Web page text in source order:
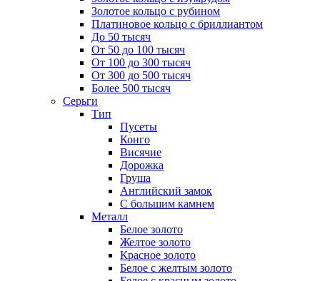
Золотое кольцо с рубином
Платиновое кольцо с бриллиантом
До 50 тысяч
От 50 до 100 тысяч
От 100 до 300 тысяч
От 300 до 500 тысяч
Более 500 тысяч
Серьги
Тип
Пусеты
Конго
Висячие
Дорожка
Груша
Английский замок
С большим камнем
Металл
Белое золото
Желтое золото
Красное золото
Белое с желтым золото